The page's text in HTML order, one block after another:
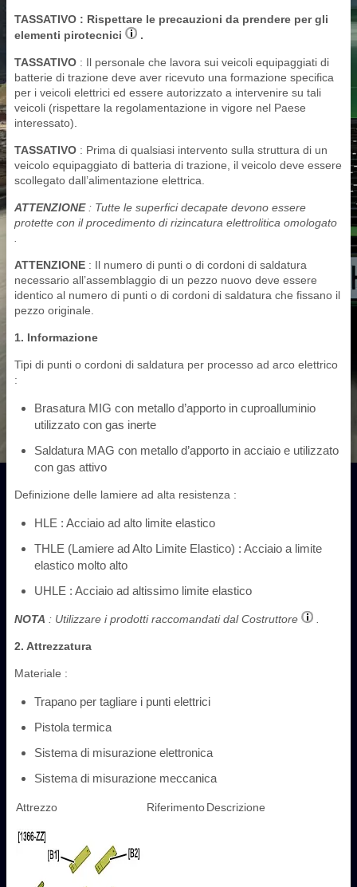
TASSATIVO : Rispettare le precauzioni da prendere per gli
elementi pirotecnici
.
TASSATIVO : Il personale che lavora sui veicoli equipaggiati di
batterie di trazione deve aver ricevuto una formazione specifica
per i veicoli elettrici ed essere autorizzato a intervenire su tali
veicoli (rispettare la regolamentazione in vigore nel Paese
interessato).
TASSATIVO : Prima di qualsiasi intervento sulla struttura di un
veicolo equipaggiato di batteria di trazione, il veicolo deve essere
scollegato dall’alimentazione elettrica.
ATTENZIONE: Tutte le superfici decapate devono essere
protette con il procedimento di rizincatura elettrolitica omologato
ATTENZIONE : Il numero di punti o di cordoni di saldatura
necessario all’assemblaggio di un pezzo nuovo deve essere
identico al numero di punti o di cordoni di saldatura che fissano il
pezzo originale.
1. Informazione
Tipi di punti o cordoni di saldatura per processo ad arco elettrico
:
Brasatura MIG con metallo d’apporto in cuproalluminio
utilizzato con gas inerte
Saldatura MAG con metallo d’apporto in acciaio e utilizzato
con gas attivo
Definizione delle lamiere ad alta resistenza :
HLE : Acciaio ad alto limite elastico
THLE (Lamiere ad Alto Limite Elastico) : Acciaio a limite
elastico molto alto
UHLE : Acciaio ad altissimo limite elastico
NOTA : Utilizzare i prodotti raccomandati dal Costruttore
2. Attrezzatura
Materiale :
Trapano per tagliare i punti elettrici
Pistola termica
Sistema di misurazione elettronica
Sistema di misurazione meccanica
Attrezzo RiferimentoDescrizione